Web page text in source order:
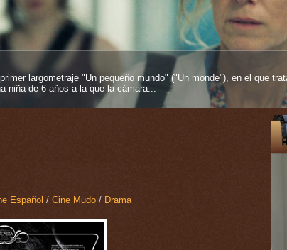
que se pueden tener en esta vida y más si proviene desde edad
2025), su segundo largometraje como...
Español / Cine Mudo / Drama